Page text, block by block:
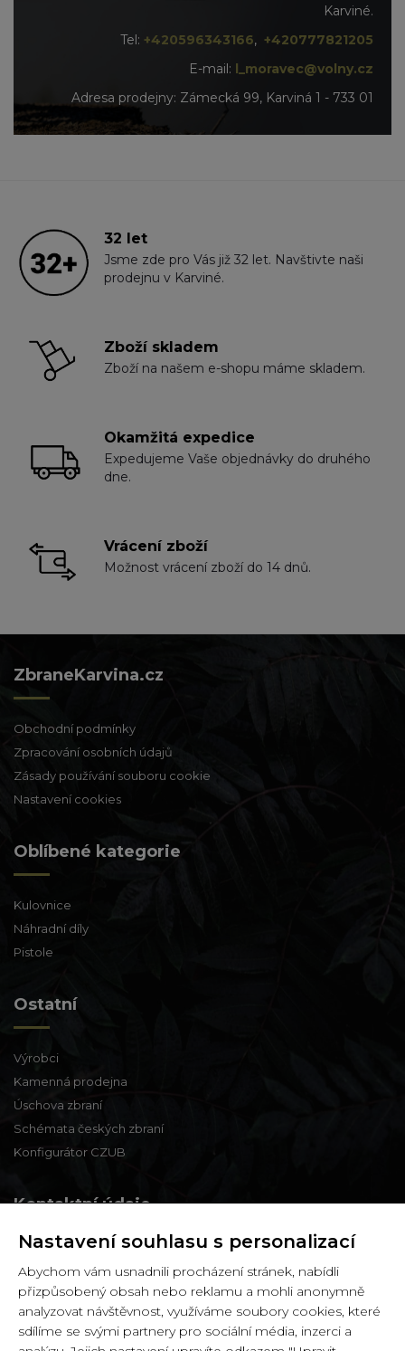
Karviné.
Tel: +420596343166, +420777821205
E-mail: l_moravec@volny.cz
Adresa prodejny: Zámecká 99, Karviná 1 - 733 01
32 let
Jsme zde pro Vás již 32 let. Navštivte naši
prodejnu v Karviné.
Zboží skladem
Zboží na našem e-shopu máme skladem.
Okamžitá expedice
Expedujeme Vaše objednávky do druhého
dne.
Vrácení zboží
Možnost vrácení zboží do 14 dnů.
ZbraneKarvina.cz
Obchodní podmínky
Zpracování osobních údajů
Zásady používání souboru cookie
Nastavení cookies
Oblíbené kategorie
Kulovnice
Náhradní díly
Pistole
Ostatní
Výrobci
Kamenná prodejna
Úschova zbraní
Schémata českých zbraní
Konfigurátor CZUB
Kontaktní údaje
Zbraně a střelivo Karviná
Zámecká 99,
Karviná - Fryštát,
733 01
Nastavení souhlasu s personalizací
Abychom vám usnadnili procházení stránek, nabídli
přizpůsobený obsah nebo reklamu a mohli anonymně
analyzovat návštěvnost, využíváme soubory cookies, které
sdílíme se svými partnery pro sociální média, inzerci a